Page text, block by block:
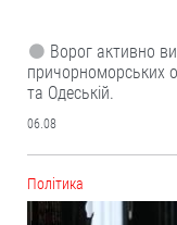
Ворог активно
причорноморських
та Одеській.
06.08
Політика